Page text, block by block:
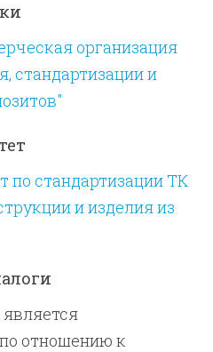
организация
стандартизации и
по стандартизации ТК
и изделия из
отношению к